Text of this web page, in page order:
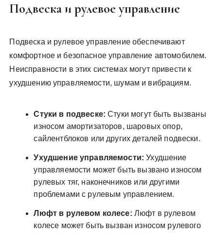
Подвеска и рулевое управление
Подвеска и рулевое управление обеспечивают
комфортное и безопасное управление автомобилем.
Неисправности в этих системах могут привести к
ухудшению управляемости, шумам и вибрациям.
Стуки в подвеске: Стуки могут быть вызваны
износом амортизаторов, шаровых опор,
сайлентблоков или других деталей подвески.
Ухудшение управляемости: Ухудшение
управляемости может быть вызвано износом
рулевых тяг, наконечников или другими
проблемами с рулевым управлением.
Люфт в рулевом колесе: Люфт в рулевом
колесе может быть вызван износом рулевого